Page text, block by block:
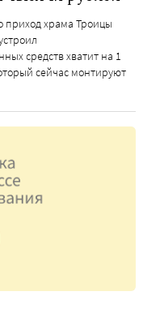
приход храма Троицы
средств хватит на 1
сейчас монтируют